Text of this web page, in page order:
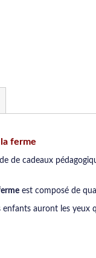
ferme
de cadeaux
est composé de
enfants auront les